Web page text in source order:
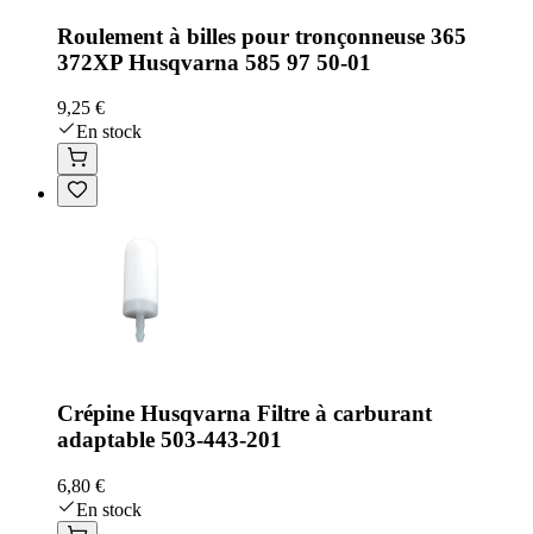
Roulement à billes pour tronçonneuse 365
372XP Husqvarna 585 97 50-01
9,25 €
En stock
Crépine Husqvarna Filtre à carburant
adaptable 503-443-201
6,80 €
En stock